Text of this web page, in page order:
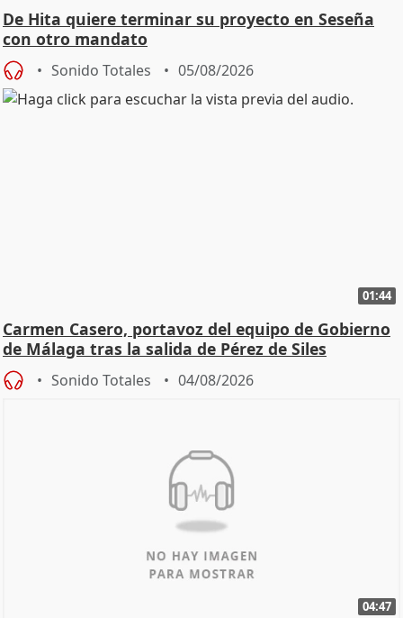
De Hita quiere terminar su proyecto en Seseña
con otro mandato
Sonido Totales 05/08/2026
01:44
Carmen Casero, portavoz del equipo de Gobierno
de Málaga tras la salida de Pérez de Siles
Sonido Totales 04/08/2026
04:47